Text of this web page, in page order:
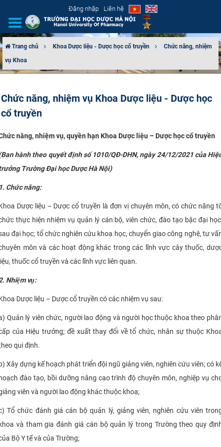
Đăng nhập Liên hệ
GIỚI THIỆU
TUYỂN SINH
ĐÀO TẠO
ĐẢM BẢO CHẤT LƯỢNG
KHOA HỌC CÔNG NGHỆ
HTQT
CỰU NGƯỜI HỌC
Trang chủ Khoa Dược liệu - Dược học cổ truyền
Chức năng, nhiệm
vụ Khoa
Chức năng, nhiệm vụ Khoa Dược liệu - Dược học
cổ truyền
năng, nhiệm vụ, quyền hạn Khoa Dược liệu – Dược học cổ truyền
hành theo quyết định số 1010/QĐ-DHN, ngày 24/12/2021 của
Trường Đại học Dược Hà Nội)
Chức năng:
Dược liệu – Dược cổ truyền là đơn vị chuyên môn, có chức năng
thực hiện nhiệm vụ quản lý cán bộ, viên chức, đào tạo bậc đại
đại học; tổ chức nghiên cứu khoa học, chuyển giao công nghệ, tư
môn và các hoạt động khác trong các lĩnh vực cây thuốc,
thuốc cổ truyền và các lĩnh vực liên quan.
Nhiệm vụ:
Dược liệu – Dược cổ truyền có các nhiệm vụ sau:
Quản lý viên chức, người lao động và người học thuộc khoa theo
của Hiệu trưởng; đề xuất thay đổi về tổ chức, nhân sự thuộc
qui định.
Xây dựng kế hoạch phát triển đội ngũ giảng viên, nghiên cứu viên; có
đào tạo, bồi dưỡng nâng cao trình độ chuyên môn, nghiệp vụ
viên và người lao động khác thuộc khoa;
Tổ chức đánh giá cán bộ quản lý, giảng viên, nghiên cứu viên
và tham gia đánh giá cán bộ quản lý trong Trường theo quy
Bộ Y tế và của Trường;